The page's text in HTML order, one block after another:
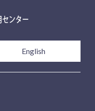
English